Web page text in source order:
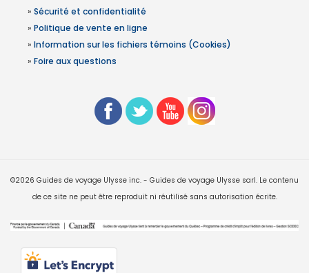
» Sécurité et confidentialité
» Politique de vente en ligne
» Information sur les fichiers témoins (Cookies)
» Foire aux questions
©2026 Guides de voyage Ulysse inc. - Guides de voyage Ulysse sarl. Le contenu
de ce site ne peut être reproduit ni réutilisé sans autorisation écrite.